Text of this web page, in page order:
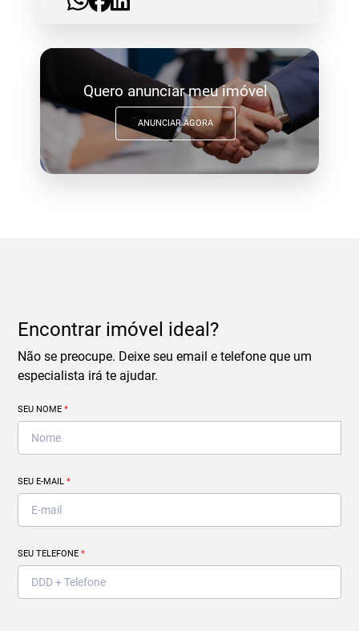
Quero anunciar meu imóvel
ANUNCIAR AGORA
Encontrar imóvel ideal?
Não se preocupe. Deixe seu email e telefone que um
especialista irá te ajudar.
SEU NOME*
SEU E-MAIL*
SEU TELEFONE*